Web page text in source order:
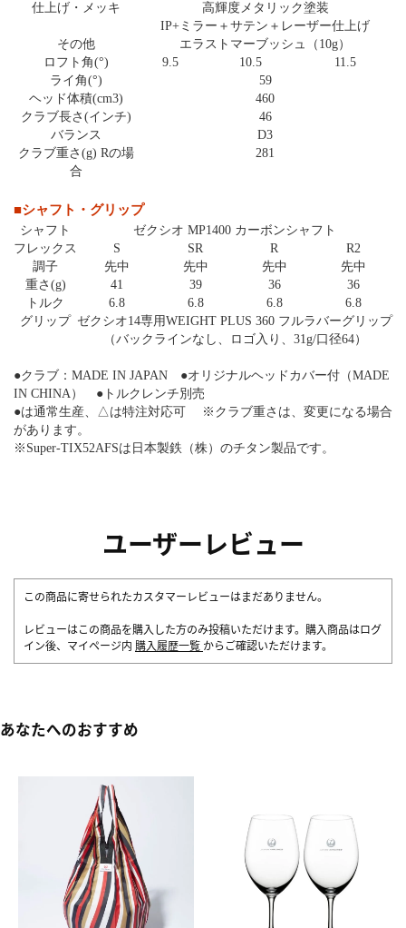
仕上げ・メッキ
高輝度メタリック塗装
IP+ミラー＋サテン＋レーザー仕上げ
その他
エラストマーブッシュ（10g）
ロフト角(°)
9.5 10.5
11.5
ライ角(°)
59
ヘッド体積(cm3)
460
クラブ長さ(インチ)
46
バランス
D3
クラブ重さ(g) Rの場
合
281
■シャフト・グリップ
シャフト
ゼクシオ MP1400 カーボンシャフト
フレックス
S SR R
R2
調子
先中 先中 先中
先中
重さ(g)
41 39 36
36
トルク
6.8 6.8 6.8
6.8
グリップ ゼクシオ14専用WEIGHT PLUS 360 フルラバーグリップ
（バックラインなし、ロゴ入り、31g/口径64）
●クラブ：MADE IN JAPAN ●オリジナルヘッドカバー付（MADE
IN CHINA） ●トルクレンチ別売
●は通常生産、△は特注対応可 ※クラブ重さは、変更になる場合
があります。
※Super-TIX52AFSは日本製鉄（株）のチタン製品です。
ユーザーレビュー
この商品に寄せられたカスタマーレビューはまだありません。
レビューはこの商品を購入した方のみ投稿いただけます。購入商品はログ
イン後、マイページ内 購入履歴一覧 からご確認いただけます。
あなたへのおすすめ